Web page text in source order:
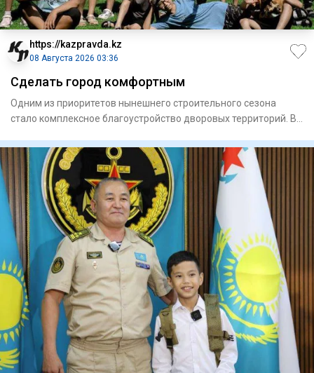
https://kazpravda.kz
08 Августа 2026 03:36
Сделать город комфортным
Одним из приоритетов нынешнего строительного сезона
стало комплексное благоустройство дворовых территорий. В